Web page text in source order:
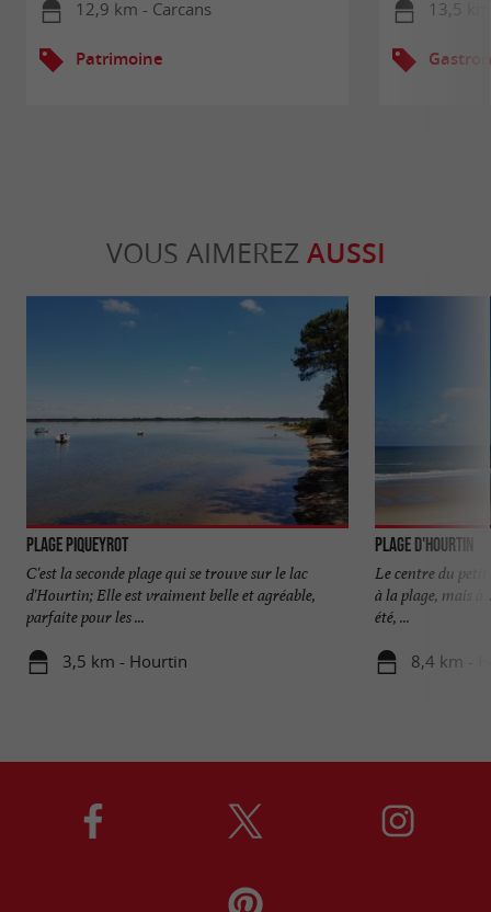
12,9 km - Carcans
Patrimoine
13,5
VOUS AIMEREZ AUSSI
Plage Piqueyrot
C'est la seconde plage qui se trouve sur le lac
d'Hourtin; Elle est vraiment belle et agréable,
parfaite pour les ...
3,5 km - Hourtin
Plage d'Hourtin
Le centre du
à la plage, mais
été, ...
8,4 km -